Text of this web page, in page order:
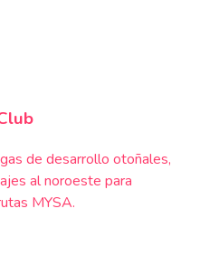
de desarrollo otoñales,
al noroeste para
MYSA.